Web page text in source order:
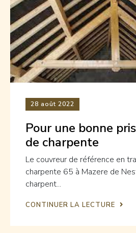
28 août 2022
Pour une bonne
de charpente
Le couvreur de référence en
charpente 65 à Mazere de
charpent...
CONTINUER LA LECTURE